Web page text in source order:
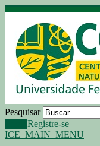
Pesquisar
Registre-se
ICE_MAIN_MENU